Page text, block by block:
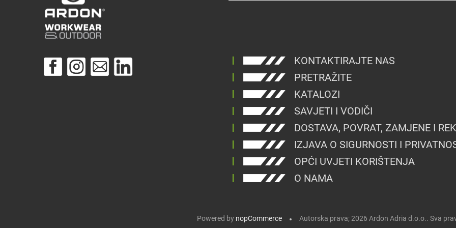
KONTAKTIRAJTE NAS
PRETRAŽITE
KATALOZI
SAVJETI I VODIČI
DOSTAVA, POVRAT, ZAMJENE I
IZJAVA O SIGURNOSTI I
OPĆI UVJETI KORIŠTENJA
O NAMA
Powered by nopCommerce Autorska prava; 2026 Ardon Adria d.o.o.. Sva